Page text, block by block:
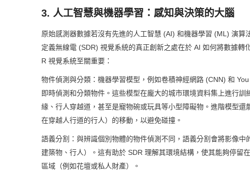
3. 人工智慧與機器學習：感知與決策的大腦
原始感測器數據若沒有先進的人工智慧 (AI) 和機器學習 (ML) 演
定義無線電 (SDR) 視覺系統的真正創新之處在於 AI 如何將數據
R 視覺系統至關重要：
物件偵測與分類：機器學習模型，例如卷積神經網路 (CNN) 和
即時偵測和分類物件。這些模型在龐大的城市環境資料集上進行
緣、行人穿越道，甚至是寵物碗或玩具等小型障礙物。進階模型
在穿越人行道的行人）的移動，以避免碰撞。
語義分割：與辨識個別物體的物件偵測不同，語義分割會將影像中
建築物、行人）。這有助於 SDR 理解其環境結構，使其能夠停留
區域（例如花壇或私人財產）。